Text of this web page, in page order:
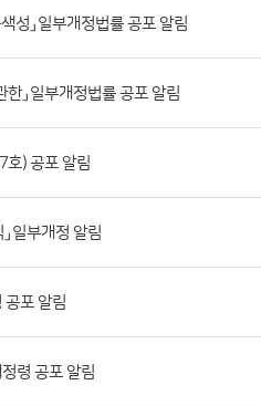
성」 일부개정법률 공포 알림
」 일부개정법률 공포 알림
호) 공포 알림
일부개정 알림
공포 알림
정령 공포 알림